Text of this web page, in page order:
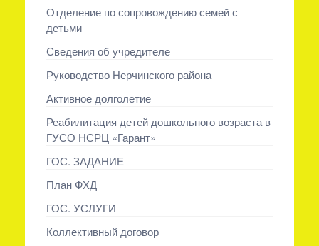
Отделение по сопровождению семей с
детьми
Сведения об учредителе
Руководство Нерчинского района
Активное долголетие
Реабилитация детей дошкольного возраста в
ГУСО НСРЦ «Гарант»
ГОС. ЗАДАНИЕ
План ФХД
ГОС. УСЛУГИ
Коллективный договор